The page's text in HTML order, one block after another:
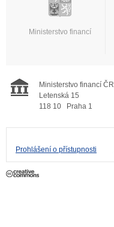
Ministerstvo financí
Ministerstvo financí ČR
Letenská 15
118 10
Praha 1
Prohlášení o přístupnosti